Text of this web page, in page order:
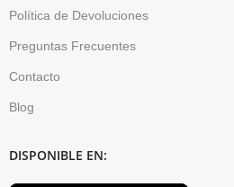
Política de Devoluciones
Preguntas Frecuentes
Contacto
Blog
DISPONIBLE EN: